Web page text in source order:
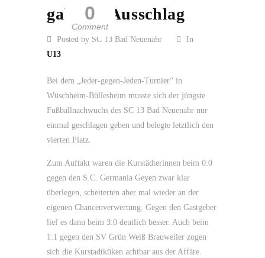
0
Comment
gab den Ausschlag
Posted by SC 13 Bad Neuenahr
In
U13
Bei dem „Jeder-gegen-Jeden-Turnier“ in
Wüschheim-Büllesheim musste sich der jüngste
Fußballnachwuchs des SC 13 Bad Neuenahr nur
einmal geschlagen geben und belegte letztlich den
vierten Platz.
Zum Auftakt waren die Kurstädterinnen beim 0:0
gegen den S.C. Germania Geyen zwar klar
überlegen, scheiterten aber mal wieder an der
eigenen Chancenverwertung. Gegen den Gastgeber
lief es dann beim 3:0 deutlich besser. Auch beim
1:1 gegen den SV Grün Weiß Brauweiler zogen
sich die Kurstadtküken achtbar aus der Affäre.